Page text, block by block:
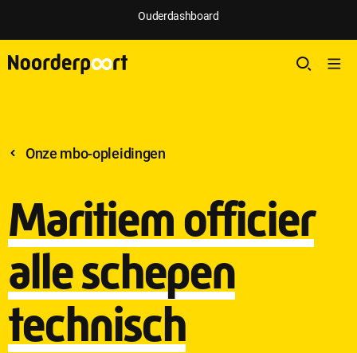
Ouderdashboard
Onze mbo-opleidingen
Maritiem officier
alle schepen
technisch